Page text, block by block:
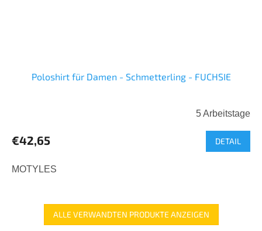
Poloshirt für Damen - Schmetterling - FUCHSIE
5 Arbeitstage
€42,65 DETAIL
MOTYLES
ALLE VERWANDTEN PRODUKTE ANZEIGEN